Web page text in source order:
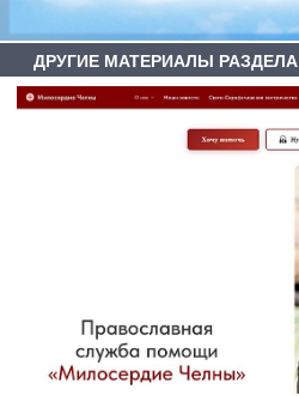
ДРУГИЕ МАТЕРИАЛЫ РАЗДЕЛА